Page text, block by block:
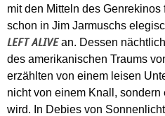
mit den Mitteln des
schon in Jim Jarmuschs
LEFT ALIVEan. Dessen
des amerikanischen Traums
erzählten von einem leisen
nicht von einem Knall,
wird. In Debies von